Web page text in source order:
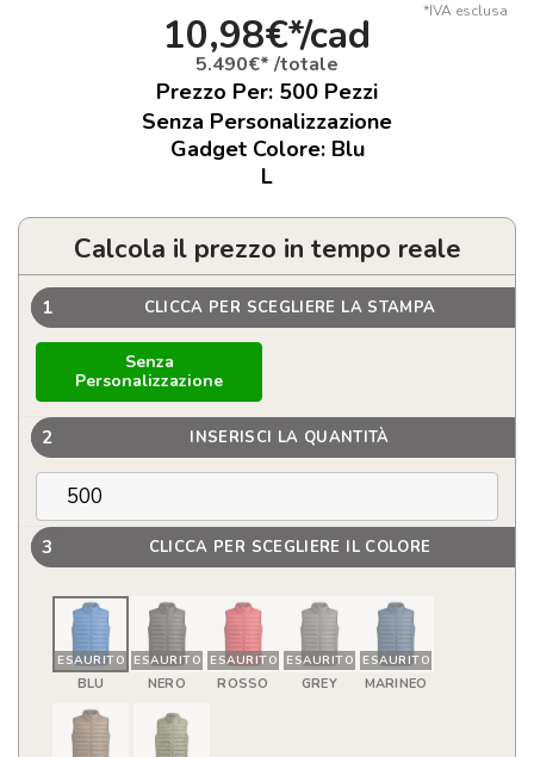
*IVA esclusa
10,98€*/cad
5.490€* /totale
Prezzo Per: 500 Pezzi
Senza Personalizzazione
Gadget Colore: Blu
L
Calcola il prezzo in tempo reale
1 CLICCA PER SCEGLIERE LA STAMPA
Senza
Personalizzazione
2 INSERISCI LA QUANTITÀ
3 CLICCA PER SCEGLIERE IL COLORE
ESAURITO
BLU
ESAURITO
NERO
ESAURITO
ROSSO
ESAURITO
GREY
ESAURITO
MARINEO